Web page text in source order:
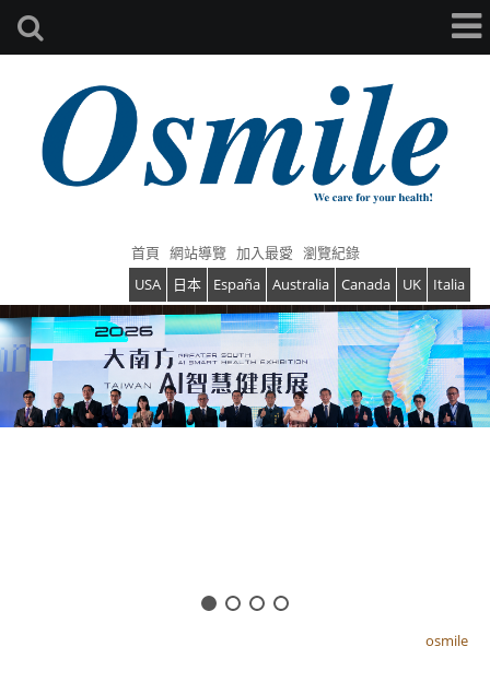
首頁 網站導覽 加入最愛
USA
日本 España Australia Canada UK Italia
瀏覽紀錄
osmile